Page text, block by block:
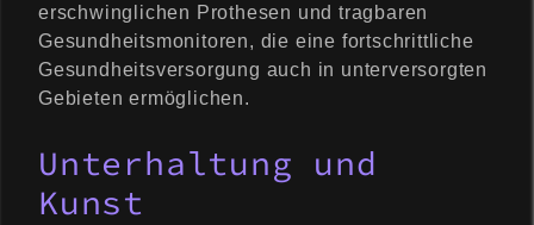
erschwinglichen Prothesen und tragbaren
Gesundheitsmonitoren, die eine fortschrittliche
Gesundheitsversorgung auch in unterversorgten
Gebieten ermöglichen.
Unterhaltung und
Kunst